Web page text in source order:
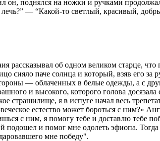
поднялся на ножки и ручками продолжал
лечь?” — “Какой-то светлый, красивый,
рассказывал об одном великом старце,
сияло паче солнца и который, взяв его
— облаченных в белые одежды, а с
и высокого, которого голова
страшилище, я в испуге начал весь
естество может бороться с ним?»
с ним, я помогу тебе и доставлю тебе
подошел и помог мне одолеть эфиопа.
мне победу".